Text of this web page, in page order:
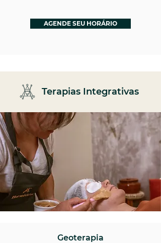
AGENDE SEU HORÁRIO
Terapias Integrativas
Geoterapia